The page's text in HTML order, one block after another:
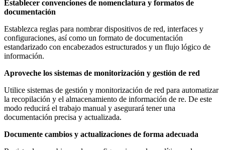
Establecer convenciones de nomenclatura y formatos de
documentación
Establezca reglas para nombrar dispositivos de red, interfaces y
configuraciones, así como un formato de documentación
estandarizado con encabezados estructurados y un flujo lógico de
información.
Aproveche los sistemas de monitorización y gestión de red
Utilice sistemas de gestión y monitorización de red para automatizar
la recopilación y el almacenamiento de información de re. De este
modo reducirá el trabajo manual y asegurará tener una
documentación precisa y actualizada.
Documente cambios y actualizaciones de forma adecuada